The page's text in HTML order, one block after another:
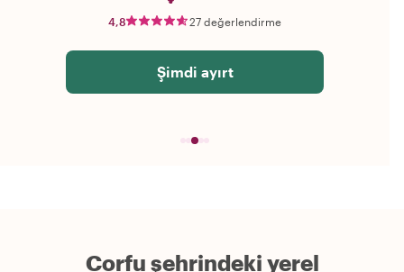
4,8 27 değerlendirme
Şimdi ayırt
Corfu şehrindeki yerel